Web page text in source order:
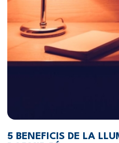
5 BENEFICIS DE LA